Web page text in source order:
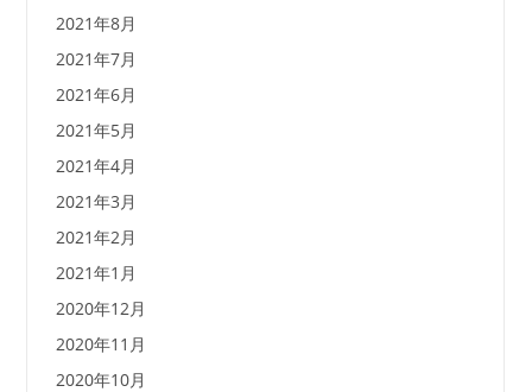
2021年8月
2021年7月
2021年6月
2021年5月
2021年4月
2021年3月
2021年2月
2021年1月
2020年12月
2020年11月
2020年10月